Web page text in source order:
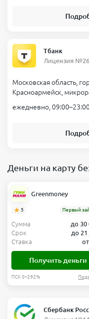
Тбанк
Лицензия
Московская область,
Красноармейск,
ежедневно, 09:00–23:00
Деньги на карту
Greenmoney
5 Первый
Сумма
до 30
Срок
до
Ставка
Получить деньги
ПСК 0–292%
Сбербанк